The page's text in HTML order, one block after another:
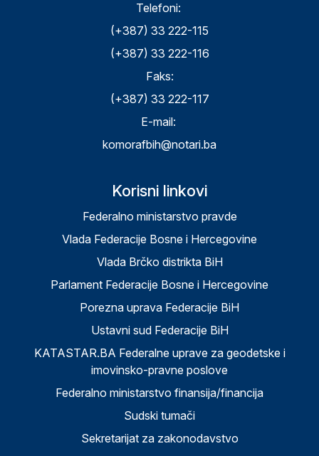
Telefoni:
(+387) 33 222-115
(+387) 33 222-116
Faks:
(+387) 33 222-117
E-mail:
komorafbih@notari.ba
Korisni linkovi
Federalno ministarstvo pravde
Vlada Federacije Bosne i Hercegovine
Vlada Brčko distrikta BiH
Parlament Federacije Bosne i Hercegovine
Porezna uprava Federacije BiH
Ustavni sud Federacije BiH
KATASTAR.BA Federalne uprave za geodetske i
imovinsko-pravne poslove
Federalno ministarstvo finansija/financija
Sudski tumači
Sekretarijat za zakonodavstvo